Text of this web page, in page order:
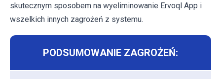
skutecznym sposobem na wyeliminowanie Ervoql App i
wszelkich innych zagrożeń z systemu.
PODSUMOWANIE ZAGROŻEŃ: